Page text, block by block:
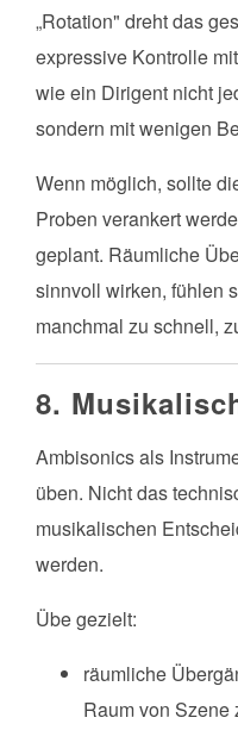
„Rotation" dreht das
expressive Kontrolle
wie ein Dirigent nicht
sondern mit wenigen
Wenn möglich, sollte
Proben verankert
geplant. Räumliche
sinnvoll wirken, fühlen
manchmal zu schnell,
8.
Ambisonics als
üben. Nicht das
musikalischen
werden.
Übe gezielt:
räumliche
Raum von Szene